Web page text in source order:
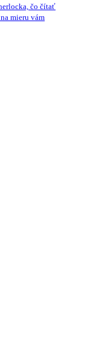
čo čítať
mieru vám